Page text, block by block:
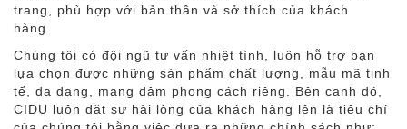
trang, phù hợp với bản thân và sở thích của khách
hàng.
Chúng tôi có đội ngũ tư vấn nhiệt tình, luôn hỗ trợ bạn
lựa chọn được những sản phẩm chất lượng, mẫu mã tinh
tế, đa dạng, mang đậm phong cách riêng. Bên cạnh đó,
CIDU luôn đặt sự hài lòng của khách hàng lên là tiêu chí